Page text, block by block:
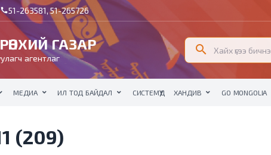
call51-263581, 51-265726
ГАЗАР
агентлаг
search
МЕДИА ИЛ ТОД БАЙДАЛ СИСТЕМҮҮД ХАНДИВ GO MONGOLIA
(209)